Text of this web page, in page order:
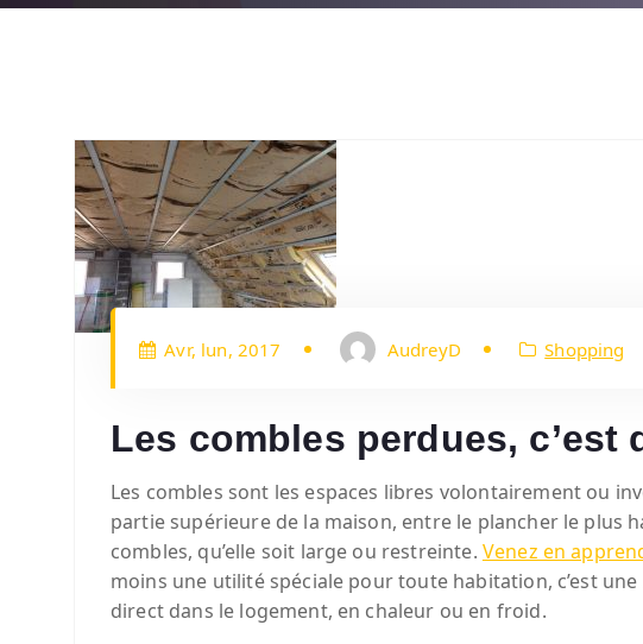
Avr, lun, 2017 AudreyD Shopping
Les combles perdues, c’est
Les combles sont les espaces libres volontairement ou
partie supérieure de la maison, entre le plancher le plus
combles, qu’elle soit large ou restreinte. Venez en
moins une utilité spéciale pour toute habitation, c’est
direct dans le logement, en chaleur ou en froid.